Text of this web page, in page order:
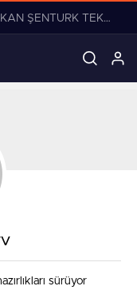
15:37 / ŞAMPİYON MAESTRO GÜRKAN ŞENTÜRK TEKLİFLERİ DEĞERLENDİRİYOR!
sürüyor